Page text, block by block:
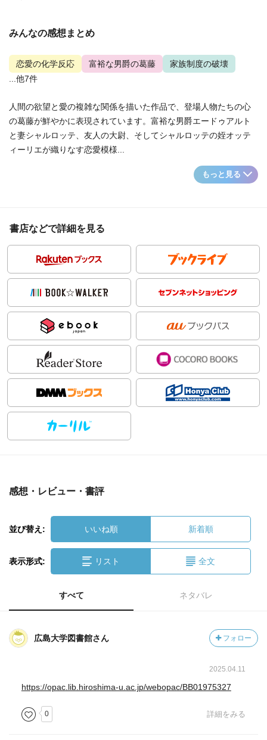
みんなの感想まとめ
恋愛の化学反応 富裕な男爵の葛藤
家族制度の破壊
...他7件
人間の欲望と愛の複雑な関係を描いた作品で、登場人物たちの心
の葛藤が鮮やかに表現されています。富裕な男爵エードゥアルト
と妻シャルロッテ、友人の大尉、そしてシャルロッテの姪オッテ
ィーリエが織りなす恋愛模様...
もっと見る
書店などで詳細を見る
感想・レビュー・書評
並び替え: いいね順 新着順
表示形式: リスト 全文
すべて ネタバレ
広島大学図書館さん フォロー
2025.04.11
https://opac.lib.hiroshima-u.ac.jp/webopac/BB01975327
0 詳細をみる